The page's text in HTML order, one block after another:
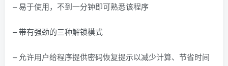
– 易于使用，不到一分钟即可熟悉该程序
– 带有强劲的三种解锁模式
– 允许用户给程序提供密码恢复提示以减少计算、节省时间